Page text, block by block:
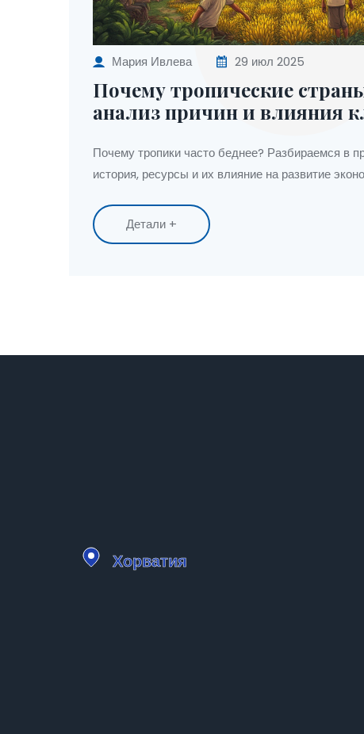
Мария Ивлева 29 июл 2025
Почему тропические
анализ причин и влияния
Почему тропики часто беднее? Разбираемся в
история, ресурсы и их влияние на развитие
Детали +